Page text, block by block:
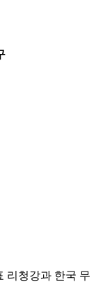
리청강과 한국 무